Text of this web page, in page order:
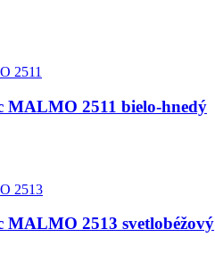
MALMO 2511 bielo-hnedý
MALMO 2513 svetlobéžový